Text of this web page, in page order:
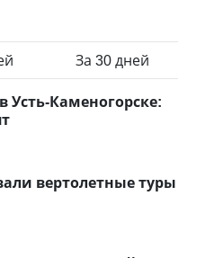
За 30 дней
Усть-Каменогорске:
вертолетные туры